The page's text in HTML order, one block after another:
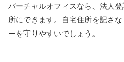
バーチャルオフィスなら、法人
所にできます。自宅住所を記さ
ーを守りやすいでしょう。